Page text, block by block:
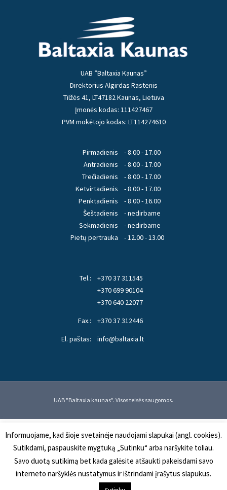
UAB ”Baltaxia Kaunas”
Direktorius Algirdas Rastenis
Tilžės 41, LT47182 Kaunas, Lietuva
Įmonės kodas: 111427467
PVM mokėtojo kodas: LT114274610
Pirmadienis
Antradienis
Trečiadienis
Ketvirtadienis
Penktadienis
Šeštadienis
Sekmadienis
Pietų pertrauka
- 8.00 - 17.00
- 8.00 - 17.00
- 8.00 - 17.00
- 8.00 - 17.00
- 8.00 - 16.00
- nedirbame
- nedirbame
- 12.00 - 13.00
Tel.:
+370 37 311545
+370 699 90104
+370 640 22077
Fax.:
+370 37 312446
El. paštas:
info@baltaxia.lt
UAB "Baltaxia kaunas". Visos teisės saugomos.
Informuojame, kad šioje svetainėje naudojami slapukai (angl. cookies).
Sutikdami, paspauskite mygtuką „Sutinku“ arba naršykite toliau.
Savo duotą sutikimą bet kada galėsite atšaukti pakeisdami savo
interneto naršyklės nustatymus ir ištrindami įrašytus slapukus.